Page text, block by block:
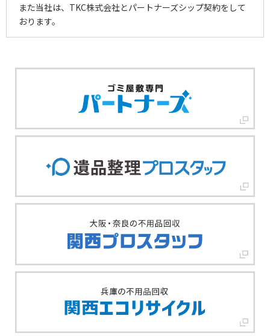
また当社は、TKC株式会社とパートナーズシップ契約をして
おります。